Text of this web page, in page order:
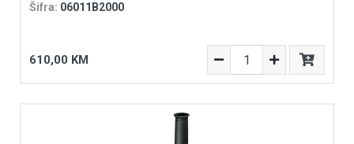
Šifra: 06011B2000
610,00 KM